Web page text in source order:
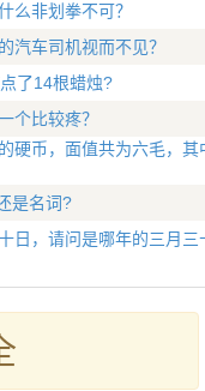
么非划拳不可？
汽车司机视而不见？
了14根蜡烛?
个比较疼？
硬币，面值共为六毛，
是名词?
日，请问是哪年的三月三